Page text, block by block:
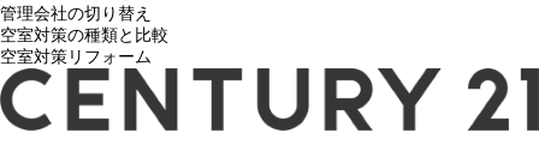
管理会社の切り替え
空室対策の種類と比較
空室対策リフォーム